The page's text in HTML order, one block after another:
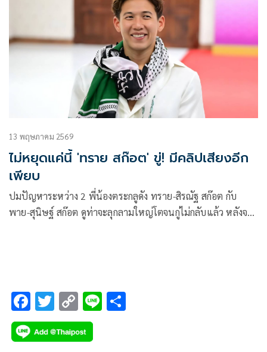
พาย-สุนิษฐ์ สก๊อต พี่ชาย ก็ได้อกมาปฏิเสธในสิ่งที่ถูกกล่าวหา
ส่วนทางภรรยา มายด์-ลภัสลัล จิรเวชสุนทรกุล ก็ได้ออกมา
เคลื่อนไหวผ่านอินสตาแกรมเพื่อซัพพอร์ตสามี
13 พฤษภาคม 2569
ไม่หยุดแค่นี้ 'ทราย สก๊อต' ขู่! มีคลิปเสียงอีก
เพียบ
ปมปัญหาระหว่าง 2 พี่น้องตระกลูดัง ทราย-สิรณัฐ สก๊อต กับ
พาย-สุนิษฐ์ สก๊อต ดูท่าจะลุกลามใหญ่โตจนกู่ไม่กลับแล้ว หลังจาก
F
ac
e
T
wi
tt
C
o
p
Li